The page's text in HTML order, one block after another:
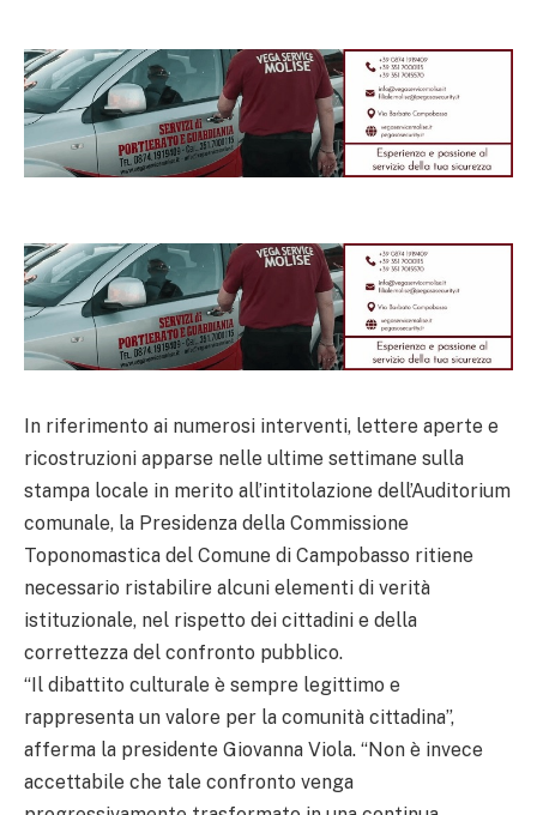
In riferimento ai numerosi interventi, lettere aperte e
ricostruzioni apparse nelle ultime settimane sulla
stampa locale in merito all’intitolazione dell’Auditorium
comunale, la Presidenza della Commissione
Toponomastica del Comune di Campobasso ritiene
necessario ristabilire alcuni elementi di verità
istituzionale, nel rispetto dei cittadini e della
correttezza del confronto pubblico.
“Il dibattito culturale è sempre legittimo e
rappresenta un valore per la comunità cittadina”,
afferma la presidente Giovanna Viola. “Non è invece
accettabile che tale confronto venga